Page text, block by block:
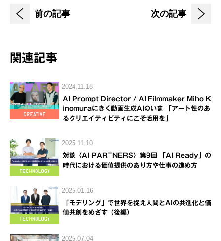
前の記事 次の記事
関連記事
2024.11.18
AI Prompt Director / AI Filmmaker Miho K
inomuraにきく動画生成AIのいま 「アート性のあ
るクリエイティビティにこそ活用を」
2025.11.10
対談〈AI PARTNERS〉第9回 「AI Ready」の
時代における価値提供のあり方や仕事の進め方
2025.01.16
「モデリング」で世界を捉え人間とAIの共進化と価
値共創をめざす（後編）
2025.07.04